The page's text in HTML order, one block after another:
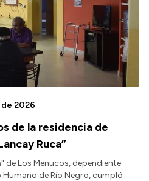
de la residencia de
Ruca”
de 2026
de Los Menucos, dependiente
de Río Negro, cumpló